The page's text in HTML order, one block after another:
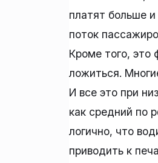
платят больше
поток
Кроме того, это
ложиться.
И все это при
как средний по
логично, что
приводить к